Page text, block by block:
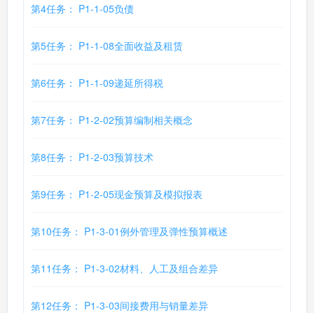
第4任务： P1-1-05负债
第5任务： P1-1-08全面收益及租赁
第6任务： P1-1-09递延所得税
第7任务： P1-2-02预算编制相关概念
第8任务： P1-2-03预算技术
第9任务： P1-2-05现金预算及模拟报表
第10任务： P1-3-01例外管理及弹性预算概述
第11任务： P1-3-02材料、人工及组合差异
第12任务： P1-3-03间接费用与销量差异